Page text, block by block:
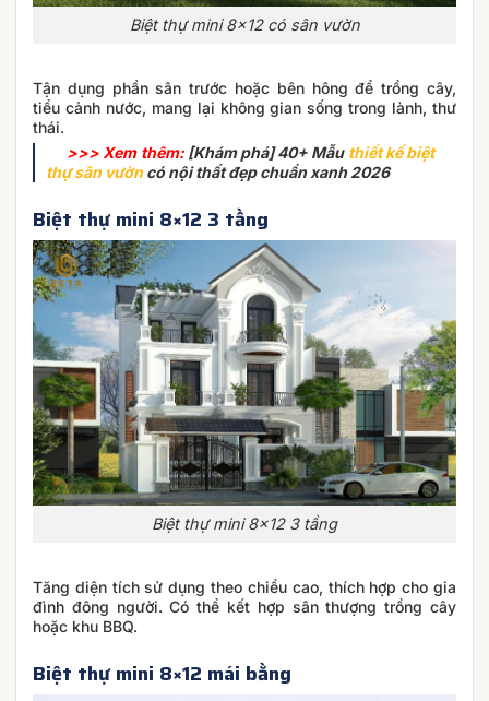
Biệt thự mini 8×12 có sân vườn
Tận dụng phần sân trước hoặc bên hông để trồng cây,
tiểu cảnh nước, mang lại không gian sống trong lành, thư
thái.
>>> Xem thêm:[Khám phá] 40+ Mẫuthiết kế biệt
thự sân vườncó nội thất đẹp chuẩn xanh 2026
Biệt thự mini 8×12 3 tầng
Biệt thự mini 8×12 3 tầng
Tăng diện tích sử dụng theo chiều cao, thích hợp cho gia
đình đông người. Có thể kết hợp sân thượng trồng cây
hoặc khu BBQ.
Biệt thự mini 8×12 mái bằng